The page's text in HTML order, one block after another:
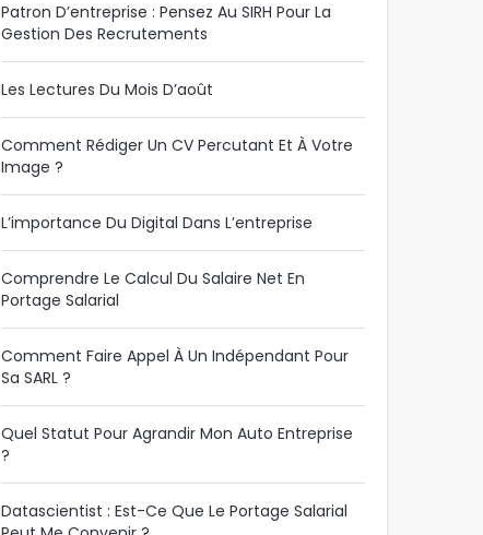
Patron D’entreprise : Pensez Au SIRH Pour La
Gestion Des Recrutements
Les Lectures Du Mois D’août
Comment Rédiger Un CV Percutant Et À Votre
Image ?
L’importance Du Digital Dans L’entreprise
Comprendre Le Calcul Du Salaire Net En
Portage Salarial
Comment Faire Appel À Un Indépendant Pour
Sa SARL ?
Quel Statut Pour Agrandir Mon Auto Entreprise
?
Datascientist : Est-Ce Que Le Portage Salarial